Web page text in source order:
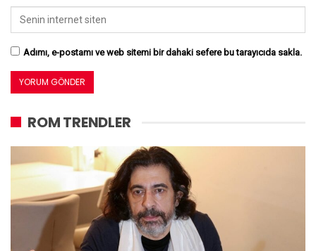
Adımı, e-postamı ve web sitemi bir dahaki sefere bu tarayıcıda sakla.
ROM TRENDLER